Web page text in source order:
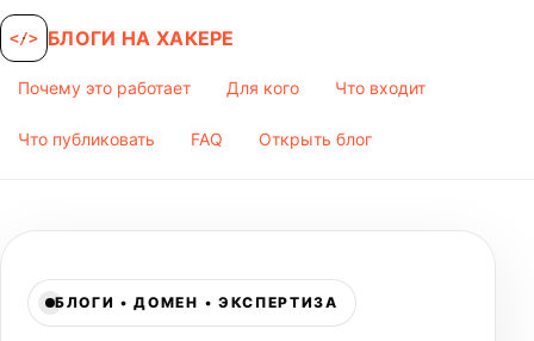
</> БЛОГИ НА ХАКЕРЕ
Почему это работает Для кого Что входит
Что публиковать FAQ Открыть блог
БЛОГИ • ДОМЕН • ЭКСПЕРТИЗА